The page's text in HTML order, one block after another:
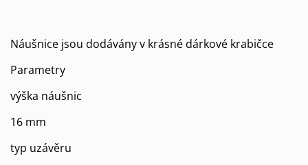
Náušnice jsou dodávány v krásné dárkové krabičce
Parametry
výška náušnic
16 mm
typ uzávěru